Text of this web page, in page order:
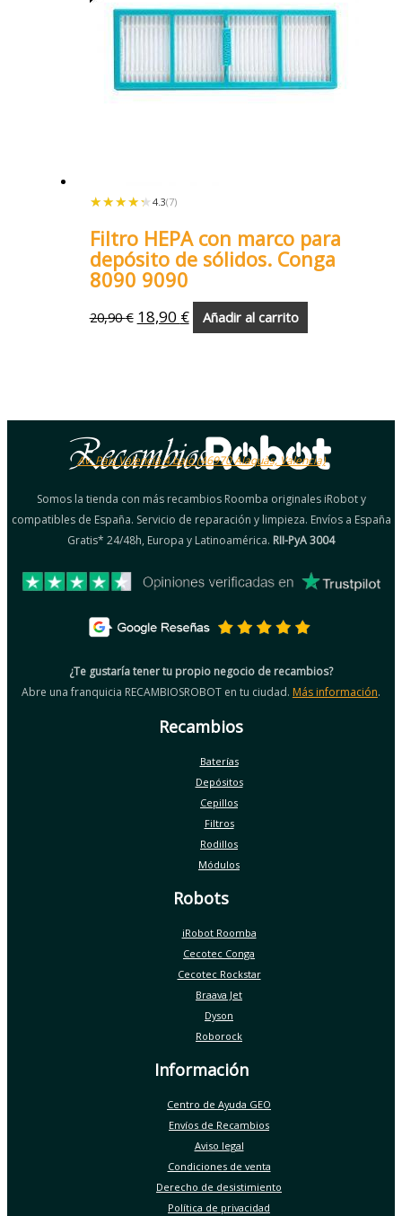
★★★★★
★★★★★ 4.3(7)
Filtro HEPA con marco para
depósito de sólidos. Conga
8090 9090
20,90€ 18,90 € Añadir al carrito
Av. País Valencià 4 bajo (46970 Alaquàs, Valencia)
Somos la tienda con más recambios Roomba originales iRobot y
compatibles de España. Servicio de reparación y limpieza. Envíos a España
Gratis* 24/48h, Europa y Latinoamérica. RII-PyA 3004
¿Te gustaría tener tu propio negocio de recambios?
Abre una franquicia RECAMBIOSROBOT en tu ciudad. Más información.
Recambios
Baterías
Depósitos
Cepillos
Filtros
Rodillos
Módulos
Robots
iRobot Roomba
Cecotec Conga
Cecotec Rockstar
Braava Jet
Dyson
Roborock
Información
Centro de Ayuda GEO
Envíos de Recambios
Aviso legal
Condiciones de venta
Derecho de desistimiento
Política de privacidad